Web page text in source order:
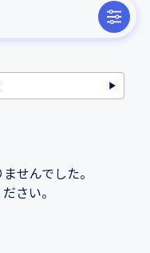
せんでした。
さい。